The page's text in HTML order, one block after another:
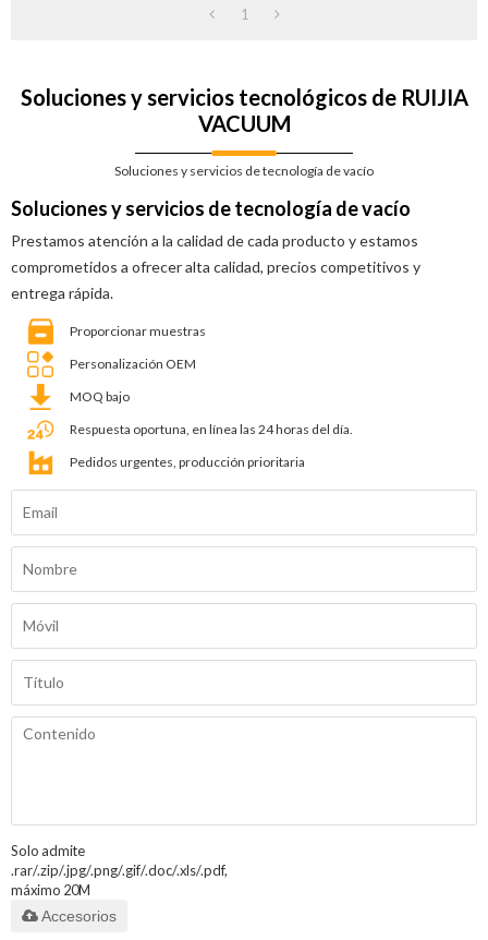
1
Soluciones y servicios tecnológicos de RUIJIA
VACUUM
Soluciones y servicios de tecnología de vacío
Soluciones y servicios de tecnología de vacío
Prestamos atención a la calidad de cada producto y estamos
comprometidos a ofrecer alta calidad, precios competitivos y
entrega rápida.
Proporcionar muestras
Personalización OEM
MOQ bajo
Respuesta oportuna, en línea las 24 horas del día.
Pedidos urgentes, producción prioritaria
Solo admite
.rar/.zip/.jpg/.png/.gif/.doc/.xls/.pdf,
máximo 20M
Accesorios